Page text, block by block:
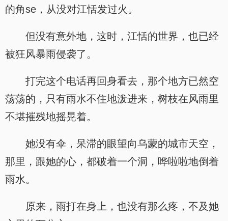
的角se，从没对江恬发过火。
但没有意外地，这时，江恬的世界，也已经
被狂风暴雨侵袭了。
打完这个电话再回身看去，那个地方已然空
荡荡的，只有雨水不住地泼进来，树枝在风雨里
不堪摧残地摇晃着。
她没有伞，呆滞的眼望向乌蒙的城市天空，
那里，跟她的心，都破着一个洞，哗啦啦地倒着
雨水。
原来，雨打在身上，也没有那么疼，不及她